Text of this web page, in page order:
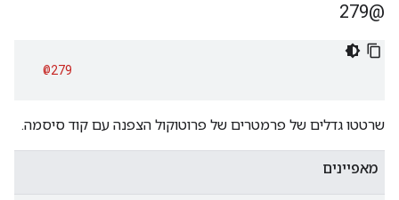
@279
@279
שרטטו גדלים של פרמטרים של פרוטוקול הצפנה עם קוד סיסמה.
מאפיינים